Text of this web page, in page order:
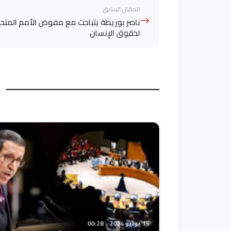
المقال السابق
ناصر بوريطة يتباحث مع مفوض الأمم
لحقوق الإنسان
15 يونيو 2024 00:28